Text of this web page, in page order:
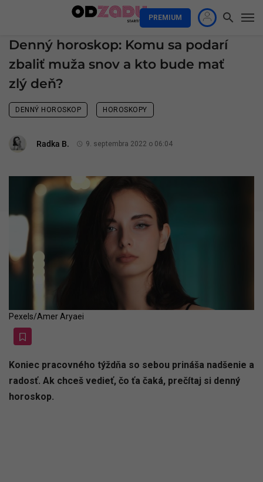
PREMIUM
Denný horoskop: Komu sa podarí
zbaliť muža snov a kto bude mať
zlý deň?
DENNÝ HOROSKOP HOROSKOPY
Radka B. 9. septembra 2022 o 06:04
Pexels/Amer Aryaei
Koniec pracovného týždňa so sebou prináša nadšenie a
radosť. Ak chceš vedieť, čo ťa čaká, prečítaj si denný
horoskop.